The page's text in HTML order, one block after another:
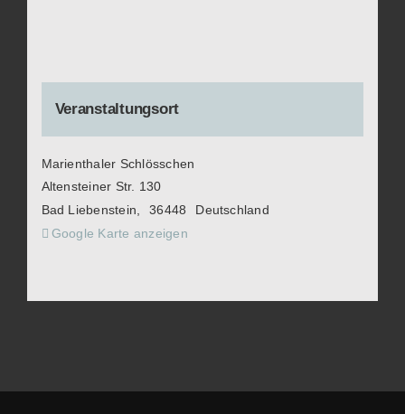
Veranstaltungsort
Marienthaler Schlösschen
Altensteiner Str. 130
Bad Liebenstein
36448
Deutschland
Google Karte anzeigen